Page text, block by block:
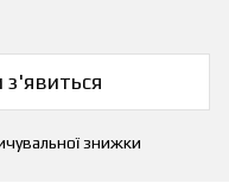
знижки